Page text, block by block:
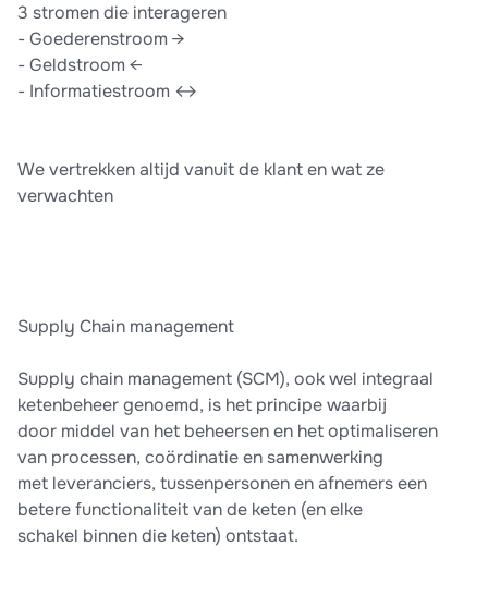
3 stromen die interageren
- Goederenstroom →
- Geldstroom ←
- Informatiestroom ↔
We vertrekken altijd vanuit de klant en wat ze
verwachten
Supply Chain management
Supply chain management (SCM), ook wel integraal
ketenbeheer genoemd, is het principe waarbij
door middel van het beheersen en het optimaliseren
van processen, coördinatie en samenwerking
met leveranciers, tussenpersonen en afnemers een
betere functionaliteit van de keten (en elke
schakel binnen die keten) ontstaat.